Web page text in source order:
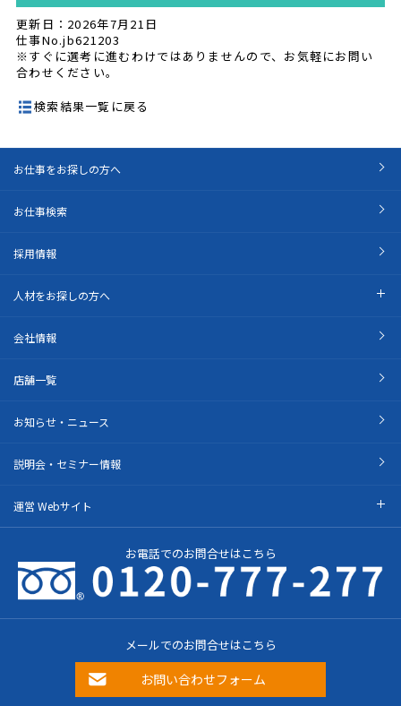
更新日：2026年7月21日
仕事No.jb621203
※すぐに選考に進むわけではありませんので、お気軽にお問い
合わせください。
検索結果一覧に戻る
お仕事をお探しの方へ
お仕事検索
採用情報
人材をお探しの方へ
会社情報
店舗一覧
お知らせ・ニュース
説明会・セミナー情報
運営 Webサイト
お電話でのお問合せはこちら
メールでのお問合せはこちら
お問い合わせフォーム